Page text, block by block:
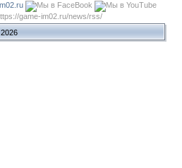
game-im02.ru/news/rss/